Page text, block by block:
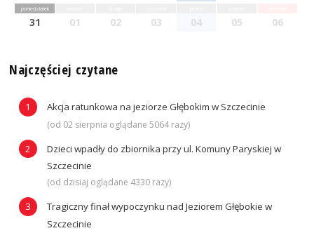
poniedziałek
31 01 02 03 04 05 06
Najczęściej czytane
Akcja ratunkowa na jeziorze Głębokim w Szczecinie
(od 02 sierpnia oglądane 5064 razy)
Dzieci wpadły do zbiornika przy ul. Komuny Paryskiej w
Szczecinie
(od dzisiaj oglądane 4330 razy)
Tragiczny finał wypoczynku nad Jeziorem Głębokie w
Szczecinie